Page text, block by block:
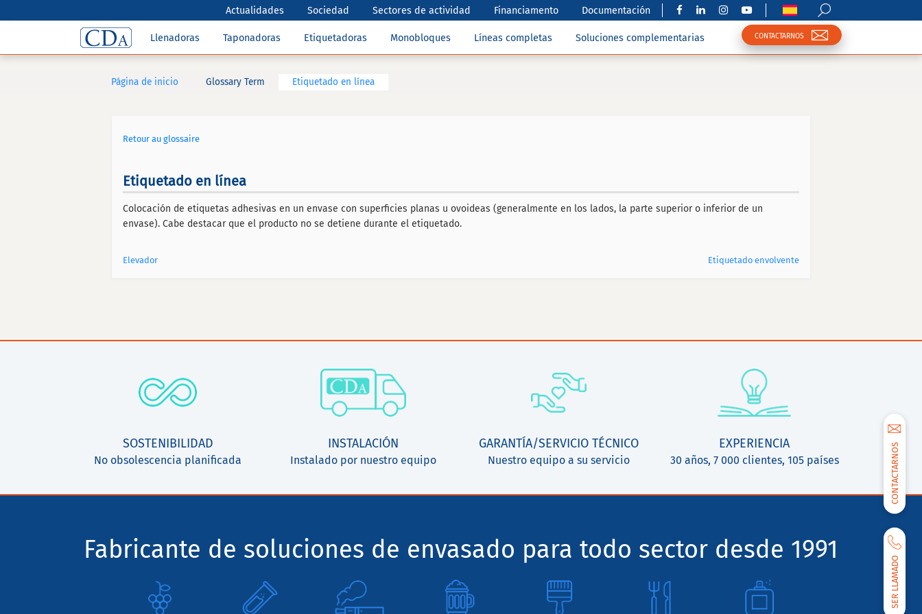
Actualidades Sociedad Sectores de actividad Financiamento Documentación
Llenadoras Taponadoras Etiquetadoras Monobloques Líneas completas Soluciones complementarias CONTACTARNOS
CONTACTARNOS
SER LLAMADO
Página de inicio Glossary Term Etiquetado en línea
Retour au glossaire
Etiquetado en línea
Colocación de etiquetas adhesivas en un envase con superficies planas u ovoideas (generalmente en los lados, la parte superior o inferior de un
envase). Cabe destacar que el producto no se detiene durante el etiquetado.
Elevador Etiquetado envolvente
SOSTENIBILIDAD
No obsolescencia planificada
INSTALACIÓN
Instalado por nuestro equipo
GARANTÍA/SERVICIO TÉCNICO
Nuestro equipo a su servicio
EXPERIENCIA
30 años, 7 000 clientes, 105 países
Fabricante de soluciones de envasado para todo sector desde 1991